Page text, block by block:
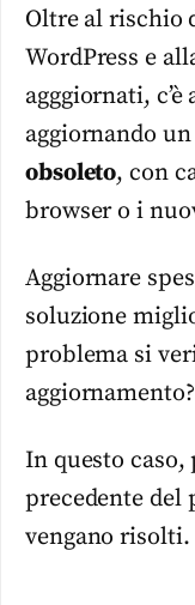
Oltre al rischio
WordPress e
agggiornati,
aggiornando
obsoleto, con
browser o i
Aggiornare
soluzione
problema si
aggiornamento?
In questo
precedente del
vengano risolti.